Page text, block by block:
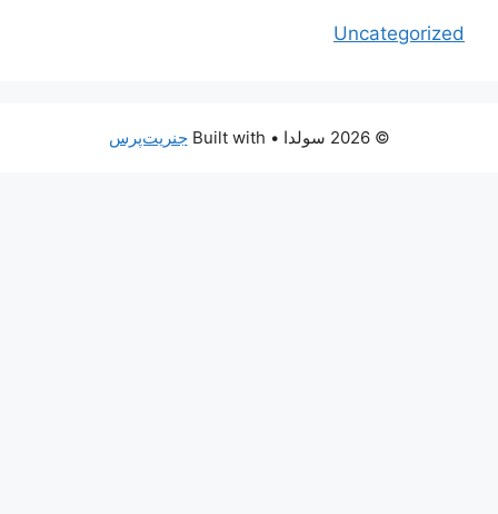
Uncategorized
• Built with جنریت‌پرس